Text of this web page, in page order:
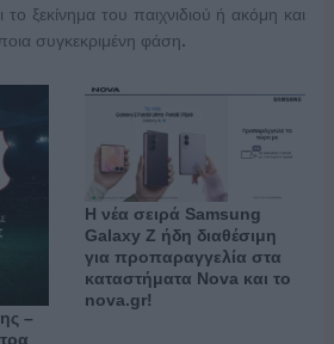
το ξεκίνημα του παιχνιδιού ή ακόμη και
συγκεκριμένη φάση.
–
Η νέα σειρά Samsung
Galaxy Ζ ήδη διαθέσιμη
για προπαραγγελία στα
καταστήματα Nova και το
nova.gr!